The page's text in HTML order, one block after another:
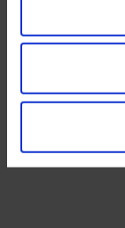
la
tratamiento